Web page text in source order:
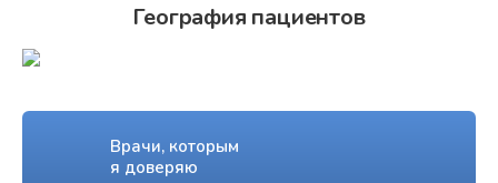
География пациентов
Врачи, которым
я доверяю